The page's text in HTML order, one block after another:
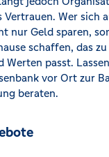
Vertrauen. Wer sich
nur Geld sparen,
schaffen, das zu
passt.
vor Ort zur
beraten.